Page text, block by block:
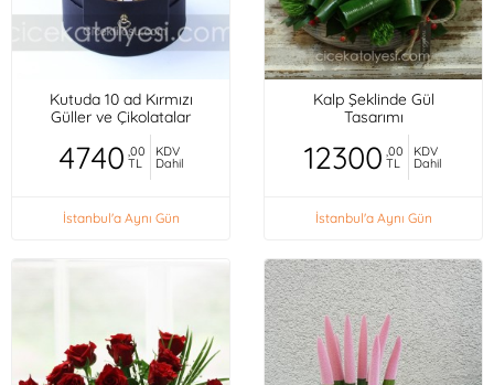
Kutuda 10 ad Kırmızı
Güller ve Çikolatalar
4740 ,00
TL
KDV
Dahil
İstanbul'a Aynı Gün
Kalp Şeklinde Gül
Tasarımı
12300 ,00
TL
KDV
Dahil
İstanbul'a Aynı Gün